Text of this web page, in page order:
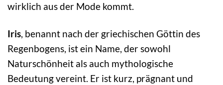
wirklich aus der Mode kommt.
Iris, benannt nach der griechischen Göttin des
Regenbogens, ist ein Name, der sowohl
Naturschönheit als auch mythologische
Bedeutung vereint. Er ist kurz, prägnant und